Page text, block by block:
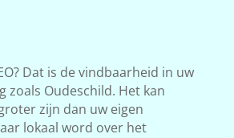
Dat is de vindbaarheid in uw
zoals Oudeschild. Het kan
zijn dan uw eigen
lokaal word over het